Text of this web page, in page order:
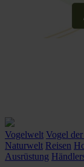
Vogelwelt Vogel
Naturwelt Reisen
Ausrüstung